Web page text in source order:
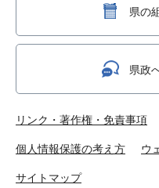
県の
県政
リンク・著作権・免責事項
個人情報保護の考え方 ウ
サイトマップ